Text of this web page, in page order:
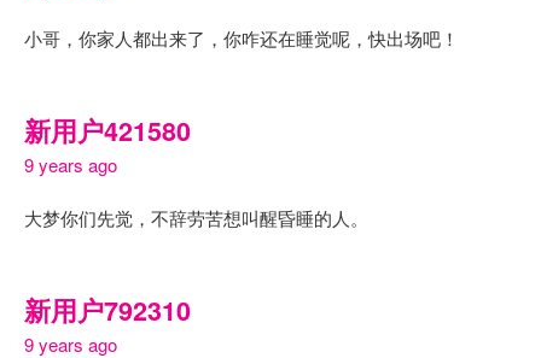
小哥，你家人都出来了，你咋还在睡觉呢，快出场吧！
新用户421580
9 years ago
大梦你们先觉，不辞劳苦想叫醒昏睡的人。
新用户792310
9 years ago